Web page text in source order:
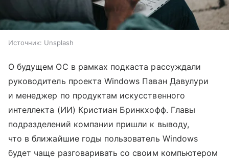
Источник: Unsplash
О будущем ОС в рамках подкаста рассуждали
руководитель проекта Windows Паван Давулури
и менеджер по продуктам искусственного
интеллекта (ИИ) Кристиан Бринкхофф. Главы
подразделений компании пришли к выводу,
что в ближайшие годы пользователь Windows
будет чаще разговаривать со своим компьютером